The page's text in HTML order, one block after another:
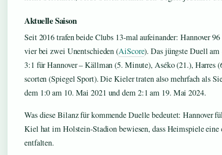
Aktuelle Saison
Seit 2016 trafen beide Clubs 13-mal aufeinander: Hannover
vier bei zwei Unentschieden (AiScore). Das jüngste Duell am
3:1 für Hannover – Källman (5. Minute), Aséko (21.), Harres
scorten (Spiegel Sport). Die Kieler traten also mehrfach als
dem 1:0 am 10. Mai 2021 und dem 2:1 am 19. Mai 2024.
Was diese Bilanz für kommende Duelle bedeutet: Hannover
Kiel hat im Holstein-Stadion bewiesen, dass Heimspiele
entfalten.